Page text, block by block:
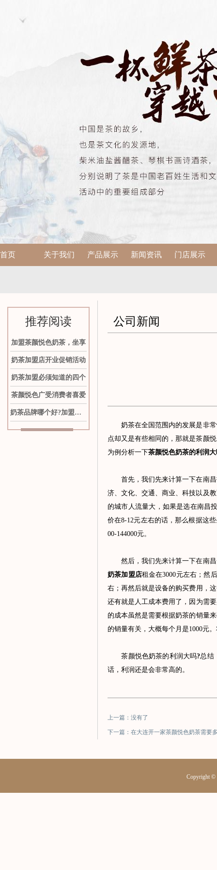
首页 关于我们 产品展示 新闻资讯 门店展示
推荐阅读
加盟茶颜悦色奶茶，坐享
奶茶加盟店开业促销活动
奶茶加盟必须知道的四个
茶颜悦色广受消费者喜爱
奶茶品牌哪个好?加盟茶颜
公司新闻
奶茶在全国范围内的发展是非常
点却又是有些相同的，那就是茶颜
为例分析一下茶颜悦色奶茶的利润
首先，我们先来计算一下在南昌
济、文化、交通、商业、科技以及
的城市人流量大，如果是选在南昌
价在8-12元左右的话，那么根据这
00-144000元。
然后，我们先来计算一下在南昌
奶茶加盟店租金在3000元左右；然
右；再然后就是设备的购买费用，
还有就是人工成本费用了，因为需
的成本虽然是需要根据奶茶的销量
的销量有关，大概每个月是1000元
茶颜悦色奶茶的利润大吗?总结
话，利润还是会非常高的。
上一篇：没有了
下一篇：在大连开一家茶颜悦色奶茶需要
Copyright